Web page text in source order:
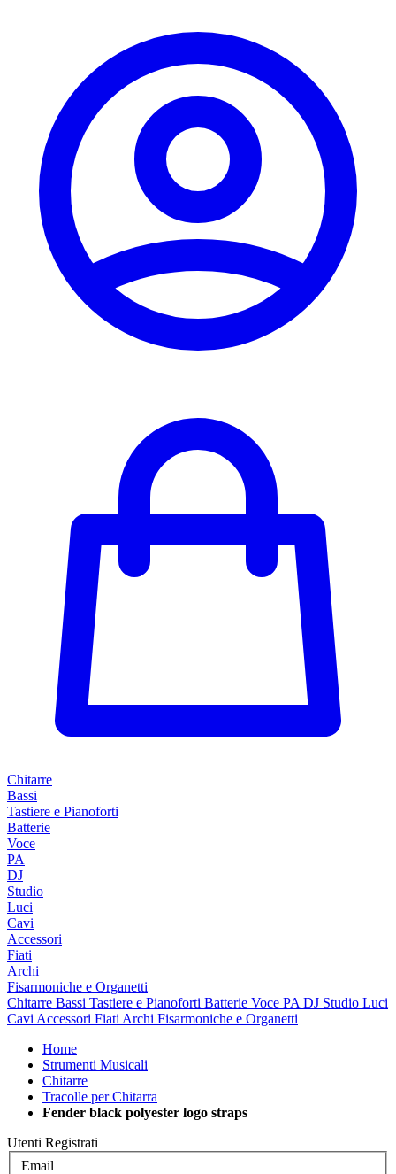
Chitarre
Bassi
Tastiere e Pianoforti
Batterie
Voce
PA
DJ
Studio
Luci
Cavi
Accessori
Fiati
Archi
Fisarmoniche e Organetti
Chitarre Bassi Tastiere e Pianoforti Batterie Voce PA DJ Studio Luci
Cavi Accessori Fiati Archi Fisarmoniche e Organetti
Home
Strumenti Musicali
Chitarre
Tracolle per Chitarra
Fender black polyester logo straps
Utenti Registrati
Email